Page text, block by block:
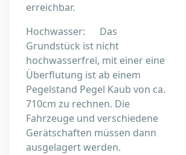
erreichbar.
Hochwasser: Das
Grundstück ist nicht
hochwasserfrei, mit einer eine
Überflutung ist ab einem
Pegelstand Pegel Kaub von ca.
710cm zu rechnen. Die
Fahrzeuge und verschiedene
Gerätschaften müssen dann
ausgelagert werden.